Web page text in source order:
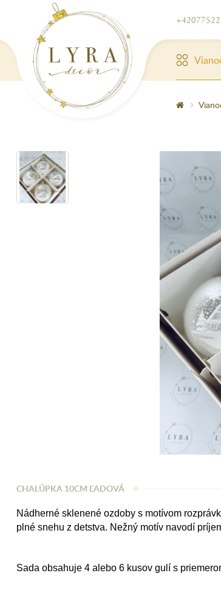
CHALÚPKA 10CM ĽADOVÁ
Nádherné sklenené ozdoby s motívom
plné snehu z detstva. Nežný motív navodí
Sada obsahuje 4 alebo 6 kusov gulí s